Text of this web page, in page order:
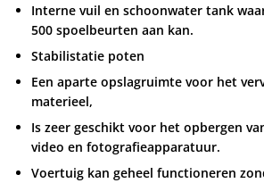
Interne vuil en schoonwater tank
500 spoelbeurten aan kan.
Stabilistatie poten
Een aparte opslagruimte voor het
materieel,
Is zeer geschikt voor het opbergen
video en fotografieapparatuur.
Voertuig kan geheel functioneren